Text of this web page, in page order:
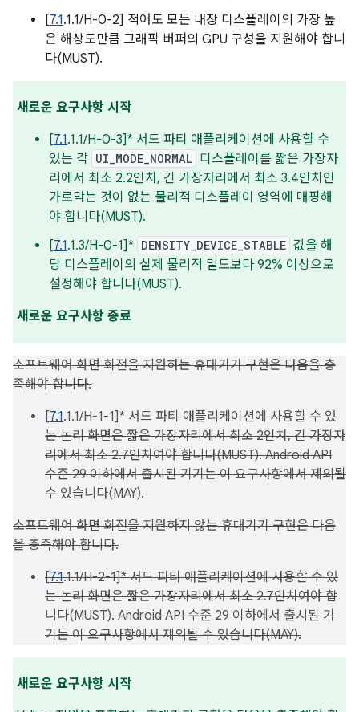
[7.1.1.1/H-0-2] 적어도 모든 내장 디스플레이의 가장 높
은 해상도만큼 그래픽 버퍼의 GPU 구성을 지원해야 합니
다(MUST).
새로운 요구사항 시작
[7.1.1.1/H-0-3]* 서드 파티 애플리케이션에 사용할 수
있는 각 UI_MODE_NORMAL 디스플레이를 짧은 가장자
리에서 최소 2.2인치, 긴 가장자리에서 최소 3.4인치인
가로막는 것이 없는 물리적 디스플레이 영역에 매핑해
야 합니다(MUST).
[7.1.1.3/H-0-1]* DENSITY_DEVICE_STABLE 값을 해
당 디스플레이의 실제 물리적 밀도보다 92% 이상으로
설정해야 합니다(MUST).
새로운 요구사항 종료
소프트웨어 화면 회전을 지원하는 휴대기기 구현은 다음을 충
족해야 합니다.
[7.1.1.1/H-1-1]* 서드 파티 애플리케이션에 사용할 수 있
는 논리 화면은 짧은 가장자리에서 최소 2인치, 긴 가장자
리에서 최소 2.7인치여야 합니다(MUST). Android API
수준 29 이하에서 출시된 기기는 이 요구사항에서 제외될
수 있습니다(MAY).
소프트웨어 화면 회전을 지원하지 않는 휴대기기 구현은 다음
을 충족해야 합니다.
[7.1.1.1/H-2-1]* 서드 파티 애플리케이션에 사용할 수 있
는 논리 화면은 짧은 가장자리에서 최소 2.7인치여야 합
니다(MUST). Android API 수준 29 이하에서 출시된 기
기는 이 요구사항에서 제외될 수 있습니다(MAY).
새로운 요구사항 시작